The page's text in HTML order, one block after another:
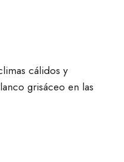
cálidos y
grisáceo en las